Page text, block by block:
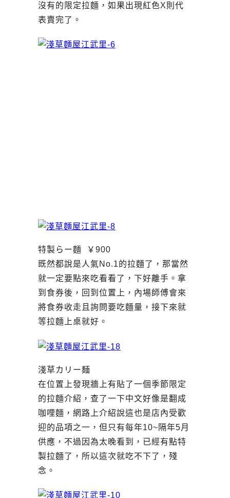
沒有的限定拉麵，如果出現紅色X則代
表賣完了。
特製らー麵 ￥900
既然都說是人氣No.1的拉麵了，那當然
就一定要點來吃看看了，下好離手。拿
到食券後，回到位置上，內場師傅會來
將食券收走且詢問要吃麵量，接下來就
等拉麵上桌就好。
淺草カリー麺
在位置上發現牆上有貼了一個季節限定
的拉麵介紹，查了一下中文好像是翻成
咖哩麵，網路上介紹說這也是店內受歡
迎的品項之一，但只有每年10~隔年5月
供應，不過因為太晚看到，已經有點特
製拉麵了，所以這次就吃不下了，殘
念。